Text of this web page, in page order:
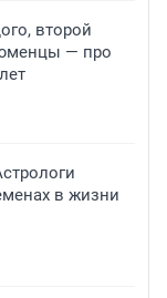
второй
— про
в жизни